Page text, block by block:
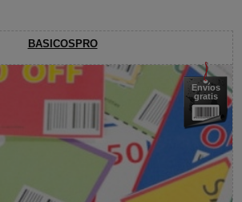
BASICOSPRO
Envíos
gratis